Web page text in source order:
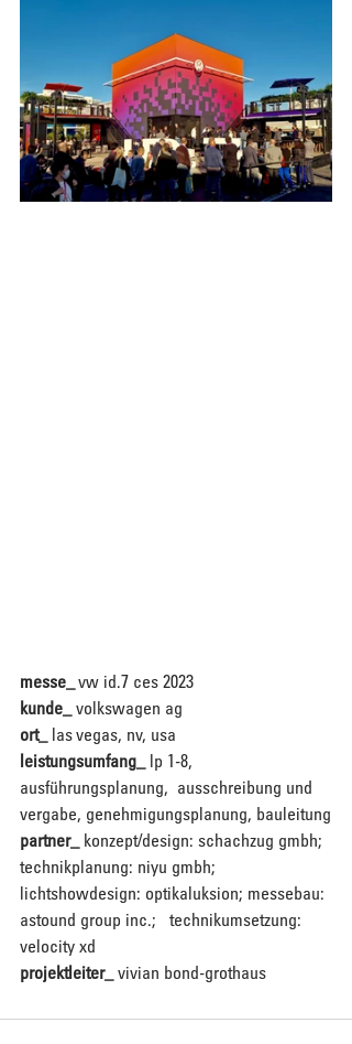
messe_ vw id.7 ces 2023
kunde_ volkswagen ag
ort_ las vegas, nv, usa
leistungsumfang_
lp 1-8,
ausführungsplanung,  ausschreibung und
vergabe, genehmigungsplanung, bauleitung
partner_ konzept/design: schachzug gmbh;
technikplanung: niyu gmbh;
lichtshowdesign: optikaluksion; messebau:
astound group inc.;   technikumsetzung:
velocity xd
projektleiter_ vivian bond-grothaus